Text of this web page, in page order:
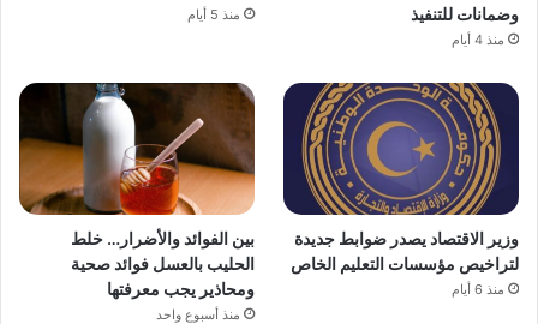
وضمانات للتنفيذ
منذ 4 أيام
منذ 5 أيام
وزير الاقتصاد يصدر ضوابط جديدة
لتراخيص مؤسسات التعليم الخاص
منذ 6 أيام
بين الفوائد والأضرار… خلط
الحليب بالعسل فوائد صحية
ومحاذير يجب معرفتها
منذ أسبوع واحد